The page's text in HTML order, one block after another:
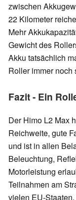
zwischen
22 Kilometer
Mehr
Gewicht des
Akku tatsächlich
Roller immer noch
Fazit - Ein
Der Himo L2 Max
Reichweite, gute
und ist in allen
Beleuchtung,
Motorleistung
Teilnahmen am
vielen EU-